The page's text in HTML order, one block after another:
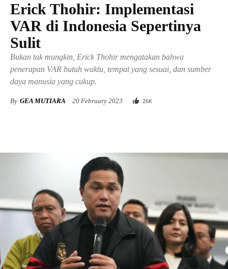
Erick Thohir: Implementasi
VAR di Indonesia Sepertinya
Sulit
Bukan tak mungkin, Erick Thohir mengatakan bahwa
penerapan VAR butuh waktu, tempat yang sesuai, dan sumber
daya manusia yang cukup.
By GEA MUTIARA 20 February 2023 26K